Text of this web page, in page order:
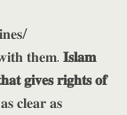
𝐭𝐡𝐞𝐦. 𝐈𝐬𝐥𝐚𝐦
𝐠𝐢𝐯𝐞𝐬 𝐫𝐢𝐠𝐡𝐭𝐬 𝐨𝐟
𝐜𝐥𝐞𝐚𝐫 𝐚𝐬